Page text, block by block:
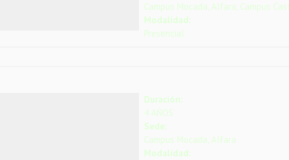
Campus Mocada, Alfara, Campus
Modalidad:
Presencial
Duración:
4 AÑOS
Sede:
Campus Mocada, Alfara
Modalidad: